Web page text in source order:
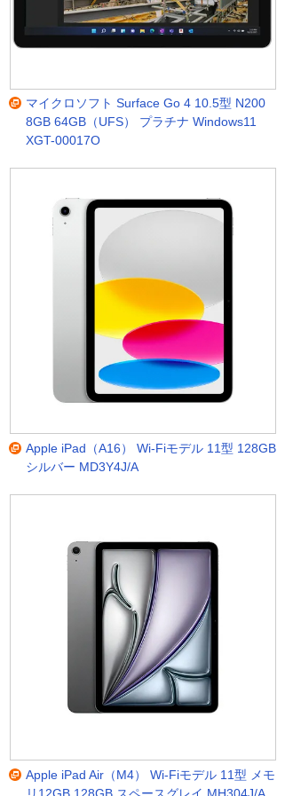
マイクロソフト Surface Go 4 10.5型 N200
8GB 64GB（UFS） プラチナ Windows11
XGT-00017O
Apple iPad（A16） Wi-Fiモデル 11型 128GB
シルバー MD3Y4J/A
Apple iPad Air（M4） Wi-Fiモデル 11型 メモ
リ12GB 128GB スペースグレイ MH304J/A